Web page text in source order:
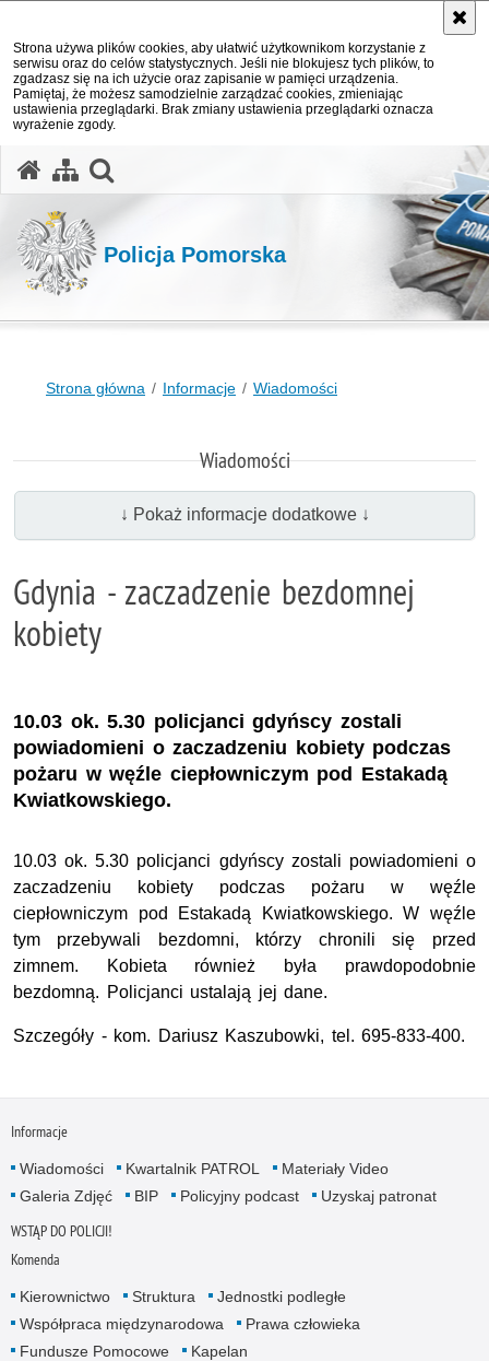
Strona używa plików cookies, aby ułatwić użytkownikom korzystanie z
serwisu oraz do celów statystycznych. Jeśli nie blokujesz tych plików, to
zgadzasz się na ich użycie oraz zapisanie w pamięci urządzenia.
Pamiętaj, że możesz samodzielnie zarządzać cookies, zmieniając
ustawienia przeglądarki. Brak zmiany ustawienia przeglądarki oznacza
wyrażenie zgody.
Policja Pomorska
Strona główna Informacje Wiadomości
Wiadomości
↓ Pokaż informacje dodatkowe ↓
Gdynia - zaczadzenie bezdomnej
kobiety
10.03 ok. 5.30 policjanci gdyńscy zostali
powiadomieni o zaczadzeniu kobiety podczas
pożaru w węźle ciepłowniczym pod Estakadą
Kwiatkowskiego.
10.03 ok. 5.30 policjanci gdyńscy zostali powiadomieni o
zaczadzeniu kobiety podczas pożaru w węźle
ciepłowniczym pod Estakadą Kwiatkowskiego. W węźle
tym przebywali bezdomni, którzy chronili się przed
zimnem. Kobieta również była prawdopodobnie
bezdomną. Policjanci ustalają jej dane.
Szczegóły - kom. Dariusz Kaszubowki, tel. 695-833-400.
Informacje
Wiadomości Kwartalnik PATROL
Materiały Video
Galeria Zdjęć
BIP Policyjny podcast Uzyskaj patronat
WSTĄP DO POLICJI!
Komenda
Kierownictwo Struktura
Jednostki podległe
Współpraca międzynarodowa
Prawa człowieka
Fundusze Pomocowe
Kapelan